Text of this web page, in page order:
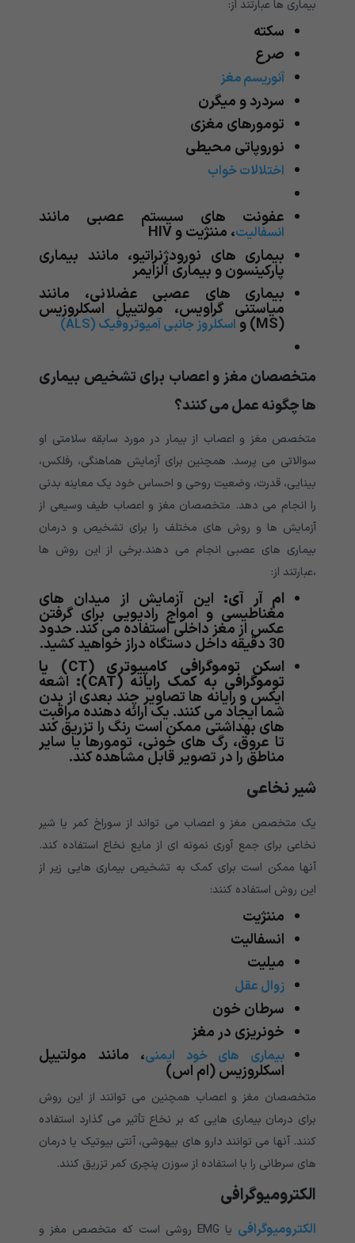
بیماری ها عبارتند از:
سکته
صرع
آنوریسم مغز
سردرد و میگرن
تومورهای مغزی
نوروپاتی محیطی
اختلالات خواب
عفونت های سیستم عصبی مانند
انسفالیت، مننژیت و HIV
بیماری های نورودژنراتیو، مانند بیماری
پارکینسون و بیماری آلزایمر
بیماری های عصبی عضلانی، مانند
میاستنی گراویس، مولتیپل اسکلروزیس
(MS) و اسکلروز جانبی آمیوتروفیک (ALS)
متخصصان مغز و اعصاب برای تشخیص بیماری
ها چگونه عمل می کنند؟
متخصص مغز و اعصاب از بیمار در مورد سابقه سلامتی او
سوالاتی می پرسد. همچنین برای آزمایش هماهنگی، رفلکس،
بینایی، قدرت، وضعیت روحی و احساس خود یک معاینه بدنی
را انجام می دهد. متخصصان مغز و اعصاب طیف وسیعی از
آزمایش ها و روش های مختلف را برای تشخیص و درمان
بیماری های عصبی انجام می دهند.برخی از این روش ها
،عبارتند از:
ام آر آی: این آزمایش از میدان های
مغناطیسی و امواج رادیویی برای گرفتن
عکس از مغز داخلی استفاده می کند. حدود
30 دقیقه داخل دستگاه دراز خواهید کشید.
اسکن توموگرافی کامپیوتری (CT) یا
توموگرافی به کمک رایانه (CAT): اشعه
ایکس و رایانه ها تصاویر چند بعدی از بدن
شما ایجاد می کنند. یک ارائه دهنده مراقبت
های بهداشتی ممکن است رنگ را تزریق کند
تا عروق، رگ های خونی، تومورها یا سایر
مناطق را در تصویر قابل مشاهده کند.
شیر نخاعی
یک متخصص مغز و اعصاب می تواند از سوراخ کمر یا شیر
نخاعی برای جمع آوری نمونه ای از مایع نخاع استفاده کند.
آنها ممکن است برای کمک به تشخیص بیماری هایی زیر از
این روش استفاده کنند:
مننژیت
انسفالیت
میلیت
زوال عقل
سرطان خون
خونریزی در مغز
بیماری های خود ایمنی، مانند مولتیپل
اسکلروزیس (ام اس)
متخصصان مغز و اعصاب همچنین می توانند از این روش
برای درمان بیماری هایی که بر نخاع تأثیر می گذارد استفاده
کنند. آنها می توانند دارو های بیهوشی، آنتی بیوتیک یا درمان
های سرطانی را با استفاده از سوزن پنچری کمر تزریق کنند.
الکترومیوگرافی
الکترومیوگرافی
یا EMG روشی است که متخصص مغز و